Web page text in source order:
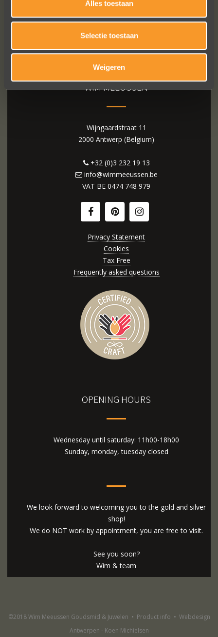
Alles toestaan
Selectie toestaan
Weigeren
WIM MEEUSSEN
Wijngaardstraat 11
2000 Antwerp (Belgium)
+32 (0)3 232 19 13
info@wimmeeussen.be
VAT BE 0474 748 979
Privacy Statement
Cookies
Tax Free
Frequently asked questions
OPENING HOURS
Wednesday until saturday: 11h00-18h00
Sunday, monday, tuesday closed
We look forward to welcoming you to the gold and silver
shop!
We do NOT work by appointment, you are free to visit.
See you soon?
Wim & team
©2018 Wim Meeussen Goudsmid & Juwelen • Product info • Webdesign
Antwerpen - Koen Michielsen